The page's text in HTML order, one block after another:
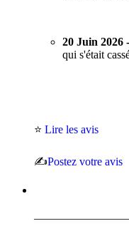
20 Juin 2026 -
qui s'était
⭐ Lire les avis
✍️Postez votre avis